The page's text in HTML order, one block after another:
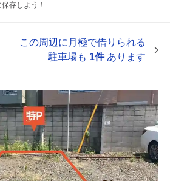
存しよう！
この周辺に月極で借りられる
駐車場も 1件あります